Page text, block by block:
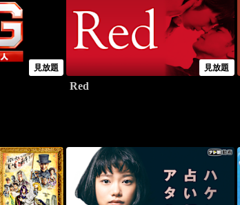
見放題 見放題
Red